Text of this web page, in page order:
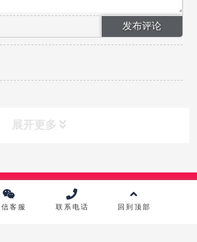
展开更多
才影视教育培训中心 版权所有 |
10215867号-1
客服 联系电话 回到顶部